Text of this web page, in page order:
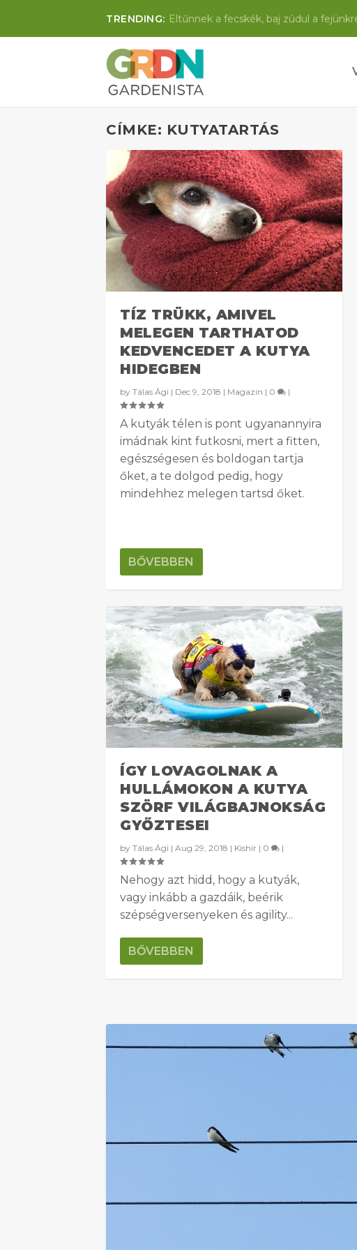
TRENDING: Eltűnnek a fecskék, baj zúdul a
CÍMKE: KUTYATARTÁS
TÍZ TRÜKK, AMIVEL
MELEGEN TARTHATOD
KEDVENCEDET A KUTYA
HIDEGBEN
by Tálas Ági | Dec 9, 2018 | Magazin | 0 |
A kutyák télen is pont ugyanannyira
imádnak kint futkosni, mert a fitten,
egészségesen és boldogan tartja
őket, a te dolgod pedig, hogy
mindehhez melegen tartsd őket.
BŐVEBBEN
ÍGY LOVAGOLNAK A
HULLÁMOKON A KUTYA
SZÖRF VILÁGBAJNOKSÁG
GYŐZTESEI
by Tálas Ági | Aug 29, 2018 | Kishír | 0 |
Nehogy azt hidd, hogy a kutyák,
vagy inkább a gazdáik, beérik
szépségversenyeken és agility...
BŐVEBBEN